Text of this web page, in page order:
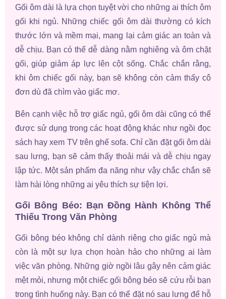
Gối ôm dài là lựa chọn tuyệt vời cho những ai thích ôm
gối khi ngủ. Những chiếc gối ôm dài thường có kích
thước lớn và mềm mại, mang lại cảm giác an toàn và
dễ chịu. Bạn có thể dễ dàng nằm nghiêng và ôm chặt
gối, giúp giảm áp lực lên cột sống. Chắc chắn rằng,
khi ôm chiếc gối này, bạn sẽ không còn cảm thấy cô
đơn dù đã chìm vào giấc mơ.
Bên cạnh việc hỗ trợ giấc ngủ, gối ôm dài cũng có thể
được sử dụng trong các hoạt động khác như ngồi đọc
sách hay xem TV trên ghế sofa. Chỉ cần đặt gối ôm dài
sau lưng, bạn sẽ cảm thấy thoải mái và dễ chịu ngay
lập tức. Một sản phẩm đa năng như vậy chắc chắn sẽ
làm hài lòng những ai yêu thích sự tiện lợi.
Gối Bông Béo: Bạn Đồng Hành Không Thể
Thiếu Trong Văn Phòng
Gối bông béo không chỉ dành riêng cho giấc ngủ mà
còn là một sự lựa chọn hoàn hảo cho những ai làm
việc văn phòng. Những giờ ngồi lâu gây nên cảm giác
mệt mỏi, nhưng một chiếc gối bông béo sẽ cứu rỗi bạn
trong tình huống này. Bạn có thể đặt nó sau lưng để hỗ